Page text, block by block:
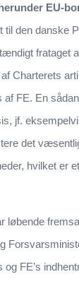
EU-
til den danske
frataget
Charterets
af FE. En
jf.
det
hvilket er
løbende
og FE’s